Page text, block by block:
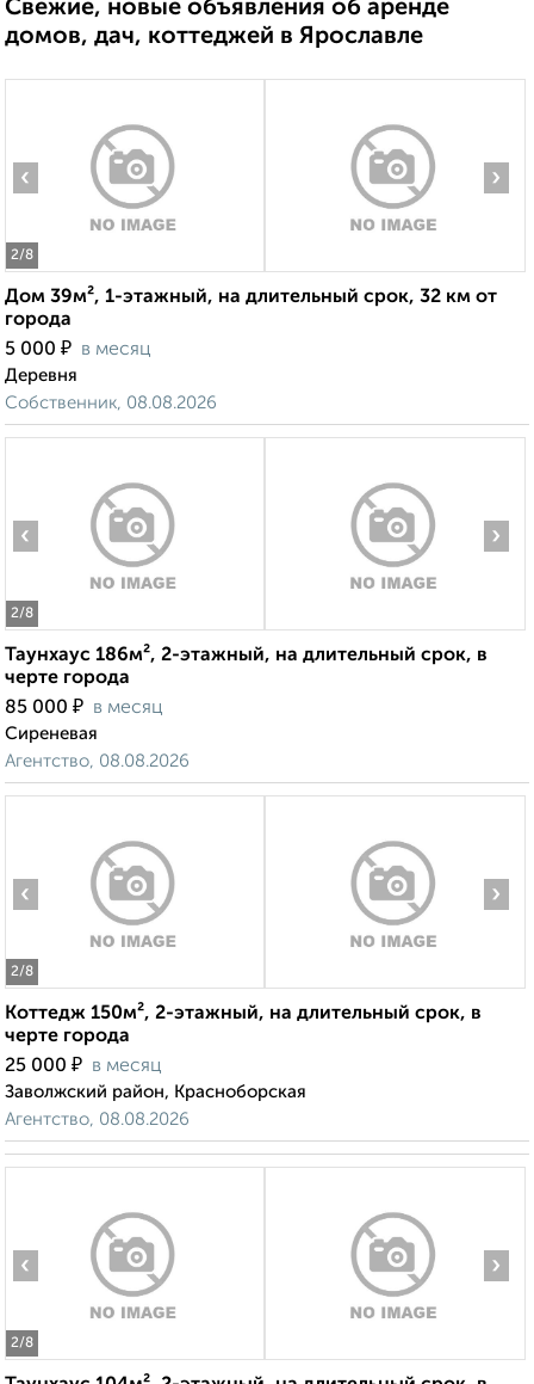
Свежие, новые объявления об аренде
домов, дач, коттеджей в Ярославле
2/8
‹ ›
Дом 39м², 1-этажный, на длительный срок, 32 км от
города
5 000 ₽ в месяц
Деревня
Собственник, 08.08.2026
2/8
‹ ›
Таунхаус 186м², 2-этажный, на длительный срок, в
черте города
85 000 ₽ в месяц
Сиреневая
Агентство, 08.08.2026
2/8
‹ ›
Коттедж 150м², 2-этажный, на длительный срок, в
черте города
25 000 ₽ в месяц
Заволжский район, Красноборская
Агентство, 08.08.2026
2/8
‹ ›